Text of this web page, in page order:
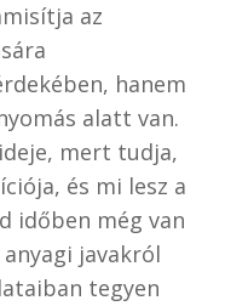
az
hanem
alatt van.
mert tudja,
és mi lesz a
időben még van
javakról
tegyen